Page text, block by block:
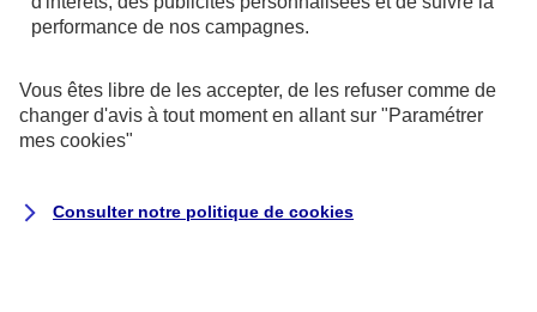
général moins cher que chez un médecin non
maîtrisée ou non conventionné. Et vous êtes mieux
remboursé.
performance de nos campagnes.
Vous êtes libre de les accepter, de les refuser comme de
changer d'avis à tout moment en allant sur "Paramétrer
mes cookies"
Consulter notre politique de cookies